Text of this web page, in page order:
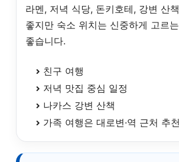
라멘, 저녁 식당, 돈키호테, 강변 산
좋지만 숙소 위치는 신중하게 고르
좋습니다.
친구 여행
저녁 맛집 중심 일정
나카스 강변 산책
가족 여행은 대로변·역 근처 추천